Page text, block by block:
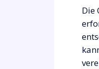
Die